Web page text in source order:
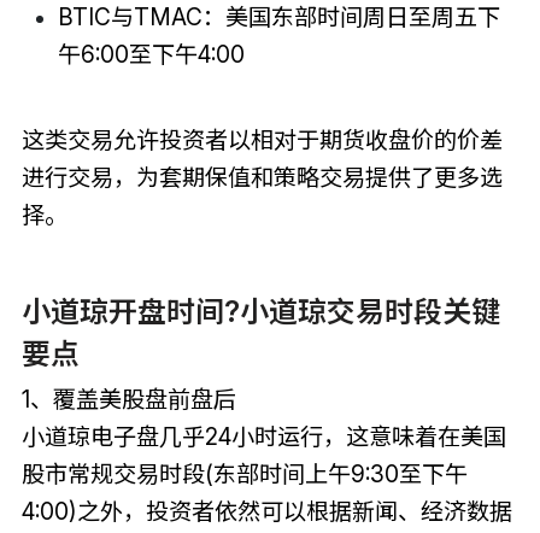
BTIC与TMAC：美国东部时间周日至周五下
午6:00至下午4:00
这类交易允许投资者以相对于期货收盘价的价差
进行交易，为套期保值和策略交易提供了更多选
择。
小道琼开盘时间?小道琼交易时段关键
要点
1、覆盖美股盘前盘后
小道琼电子盘几乎24小时运行，这意味着在美国
股市常规交易时段(东部时间上午9:30至下午
4:00)之外，投资者依然可以根据新闻、经济数据